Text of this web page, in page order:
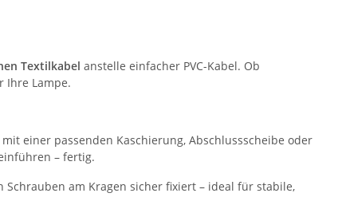
Textilkabel anstelle einfacher PVC-Kabel. Ob
Ihre Lampe.
einer passenden Kaschierung, Abschlussscheibe oder
– fertig.
am Kragen sicher fixiert – ideal für stabile,